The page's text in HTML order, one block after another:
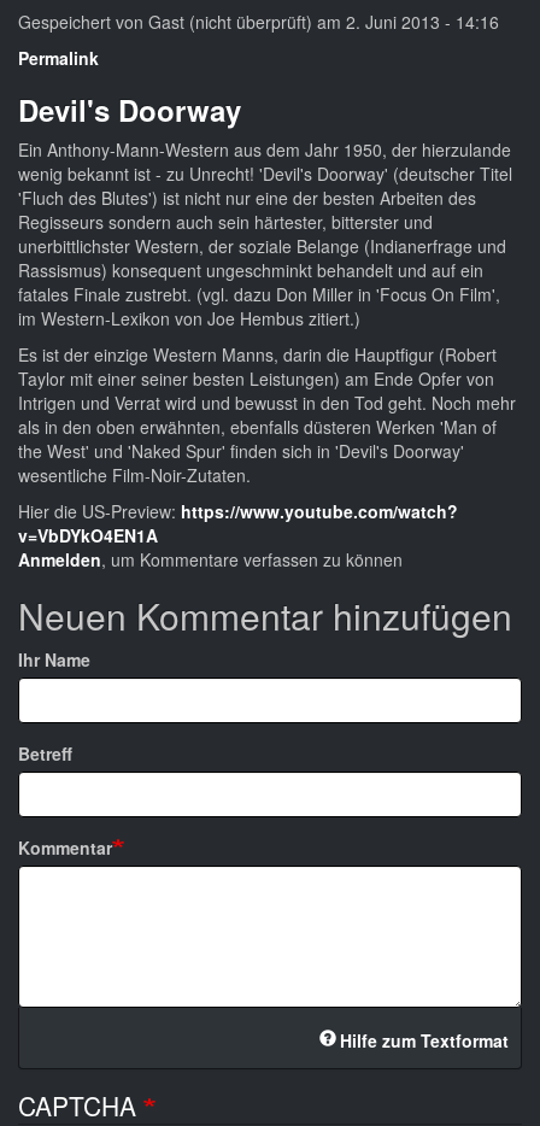
Gespeichert von Gast (nicht überprüft) am 2. Juni 2013 - 14:16
Permalink
Devil's Doorway
Ein Anthony-Mann-Western aus dem Jahr 1950, der hierzulande
wenig bekannt ist - zu Unrecht! 'Devil's Doorway' (deutscher Titel
'Fluch des Blutes') ist nicht nur eine der besten Arbeiten des
Regisseurs sondern auch sein härtester, bitterster und
unerbittlichster Western, der soziale Belange (Indianerfrage und
Rassismus) konsequent ungeschminkt behandelt und auf ein
fatales Finale zustrebt. (vgl. dazu Don Miller in 'Focus On Film',
im Western-Lexikon von Joe Hembus zitiert.)
Es ist der einzige Western Manns, darin die Hauptfigur (Robert
Taylor mit einer seiner besten Leistungen) am Ende Opfer von
Intrigen und Verrat wird und bewusst in den Tod geht. Noch mehr
als in den oben erwähnten, ebenfalls düsteren Werken 'Man of
the West' und 'Naked Spur' finden sich in 'Devil's Doorway'
wesentliche Film-Noir-Zutaten.
Hier die US-Preview: https://www.youtube.com/watch?
v=VbDYkO4EN1A
Anmelden, um Kommentare verfassen zu können
Neuen Kommentar hinzufügen
Ihr Name
Betreff
Kommentar
Hilfe zum Textformat
CAPTCHA